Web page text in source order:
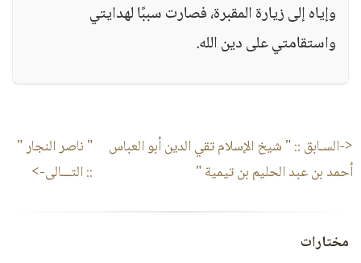
وإياه إلى زيارة المقبرة، فصارت سببًا لهدايتي
واستقامتي على دين الله.
<-السـابق ::" شيخ الإسلام تقي الدين أبو العباس
أحمد بن عبد الحليم بن تيمية "
" ناصر النجار "
:: التـــالى->
مختارات